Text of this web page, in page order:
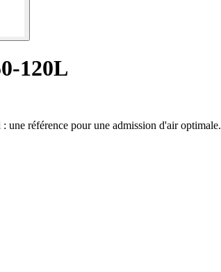
120L
référence pour une admission d'air optimale.